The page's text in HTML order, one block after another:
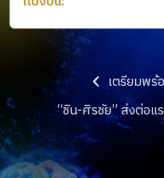
เตรียมพร้
“ชิน-ศิรชัย” ส่งต่อแ